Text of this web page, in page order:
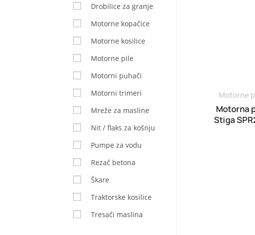
Drobilice za granje
Motorne kopačice
Motorne kosilice
Motorne pile
Motorni puhači
Motorni trimeri
Mreže za masline
Nit / flaks za košnju
Pumpe za vodu
Rezač betona
Škare
Traktorske kosilice
Tresači maslina
Motorne
Motorna
Stiga